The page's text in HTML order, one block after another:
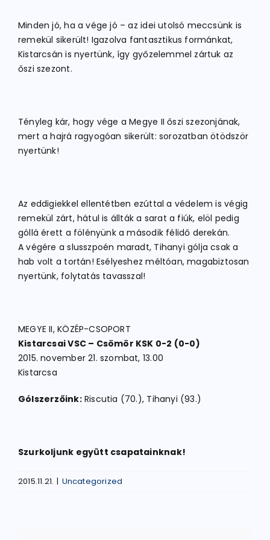
ATLÉTIKA
EGYÉB SPORTÁGAK
PÁLYÁK
ELÉRHETŐSÉGEK
TAGDÍJ BEFIZETÉS
Minden jó, ha a vége jó – az idei utolsó meccsünk is
remekül sikerült! Igazolva fantasztikus formánkat,
Kistarcsán is nyertünk, így győzelemmel zártuk az
őszi szezont.
Tényleg kár, hogy vége a Megye II őszi szezonjának,
mert a hajrá ragyogóan sikerült: sorozatban ötödször
nyertünk!
Az eddigiekkel ellentétben ezúttal a védelem is végig
remekül zárt, hátul is állták a sarat a fiúk, elöl pedig
góllá érett a fölényünk a második félidő derekán.
A végére a slusszpoén maradt, Tihanyi gólja csak a
hab volt a tortán! Esélyeshez méltóan, magabiztosan
nyertünk, folytatás tavasszal!
MEGYE II, KÖZÉP-CSOPORT
Kistarcsai VSC – Csömör KSK 0-2 (0-0)
2015. november 21. szombat, 13.00
Kistarcsa
Gólszerzőink:Riscutia (70.), Tihanyi (93.)
Szurkoljunk együtt csapatainknak!
2015.11.21. | Uncategorized